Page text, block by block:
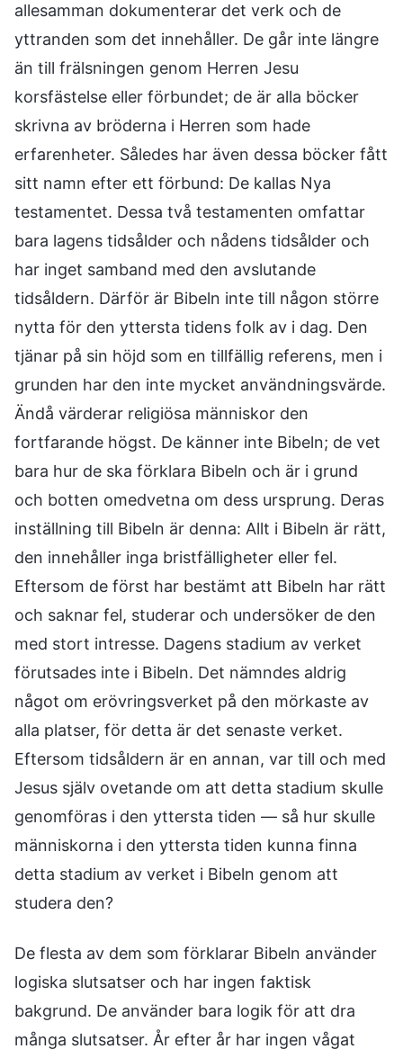
allesamman dokumenterar det verk och de
yttranden som det innehåller. De går inte längre
än till frälsningen genom Herren Jesu
korsfästelse eller förbundet; de är alla böcker
skrivna av bröderna i Herren som hade
erfarenheter. Således har även dessa böcker fått
sitt namn efter ett förbund: De kallas Nya
testamentet. Dessa två testamenten omfattar
bara lagens tidsålder och nådens tidsålder och
har inget samband med den avslutande
tidsåldern. Därför är Bibeln inte till någon större
nytta för den yttersta tidens folk av i dag. Den
tjänar på sin höjd som en tillfällig referens, men i
grunden har den inte mycket användningsvärde.
Ändå värderar religiösa människor den
fortfarande högst. De känner inte Bibeln; de vet
bara hur de ska förklara Bibeln och är i grund
och botten omedvetna om dess ursprung. Deras
inställning till Bibeln är denna: Allt i Bibeln är rätt,
den innehåller inga bristfälligheter eller fel.
Eftersom de först har bestämt att Bibeln har rätt
och saknar fel, studerar och undersöker de den
med stort intresse. Dagens stadium av verket
förutsades inte i Bibeln. Det nämndes aldrig
något om erövringsverket på den mörkaste av
alla platser, för detta är det senaste verket.
Eftersom tidsåldern är en annan, var till och med
Jesus själv ovetande om att detta stadium skulle
genomföras i den yttersta tiden — så hur skulle
människorna i den yttersta tiden kunna finna
detta stadium av verket i Bibeln genom att
studera den?
De flesta av dem som förklarar Bibeln använder
logiska slutsatser och har ingen faktisk
bakgrund. De använder bara logik för att dra
många slutsatser. År efter år har ingen vågat